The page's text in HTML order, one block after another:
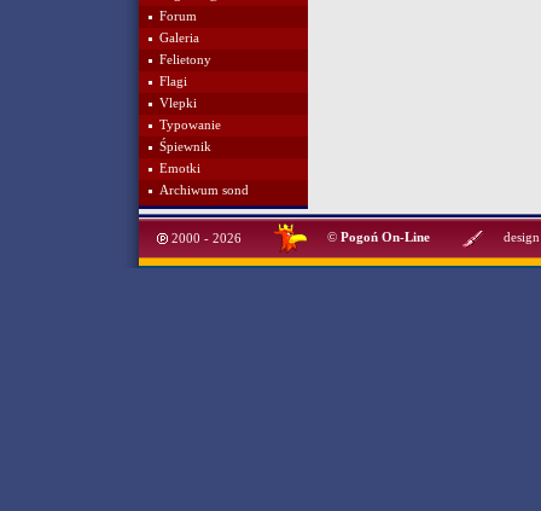
Forum
Galeria
Felietony
Flagi
Vlepki
Typowanie
Śpiewnik
Emotki
Archiwum sond
2000 - 2026 © Pogoń On-Line